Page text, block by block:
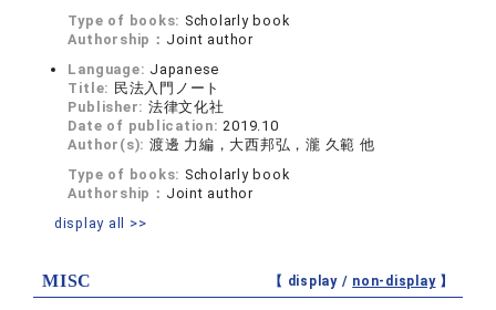
Type of books: Scholarly book
Authorship： Joint author
Language: Japanese
Title: 民法入門ノート
Publisher: 法律文化社
Date of publication:2019.10
Author(s): 渡邊 力編，大西邦弘，瀧 久範 他
Type of books: Scholarly book
Authorship： Joint author
display all >>
MISC 【 display / non-display】